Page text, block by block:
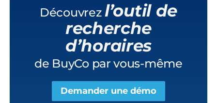
Découvrez l’outil de
recherche
d’horaires
de BuyCo par vous-même
Demander une démo